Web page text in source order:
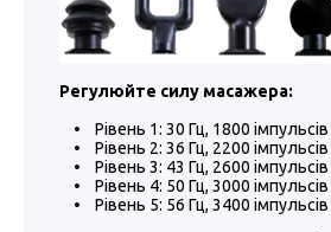
Регулюйте силу масажера:
• Рівень 1: 30 Гц, 1800 імпульсів
• Рівень 2: 36 Гц, 2200 імпульсів
• Рівень 3: 43 Гц, 2600 імпульсів
• Рівень 4: 50 Гц, 3000 імпульсів
• Рівень 5: 56 Гц, 3400 імпульсів